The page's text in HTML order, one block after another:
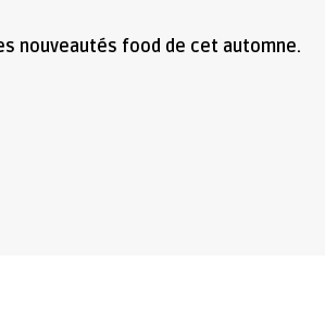
nouveautés food de cet automne.